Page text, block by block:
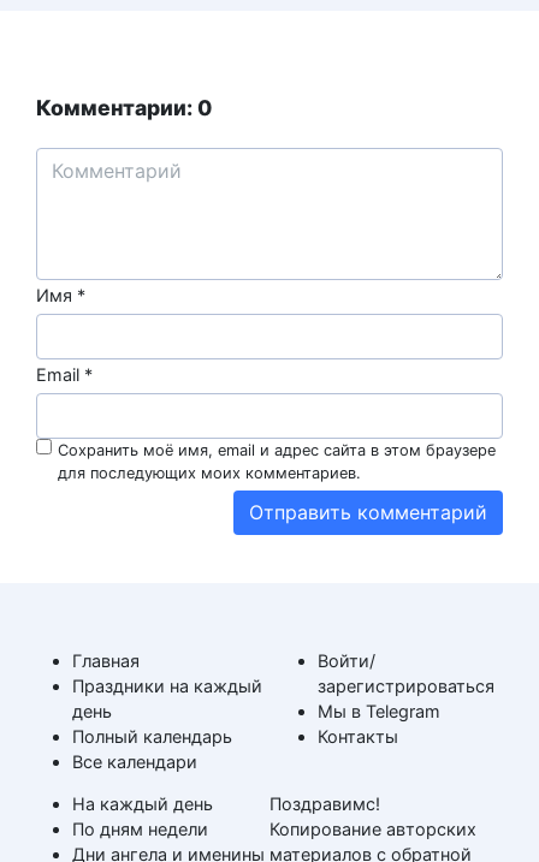
Комментарии: 0
Имя *
Email *
Сохранить моё имя, email и адрес сайта в этом браузере
для последующих моих комментариев.
Главная
Праздники на каждый
день
Полный календарь
Все календари
На каждый день
По дням недели
Дни ангела и именины
Войти/
зарегистрироваться
Мы в Telegram
Контакты
Поздравимс!
Копирование авторских
материалов с обратной